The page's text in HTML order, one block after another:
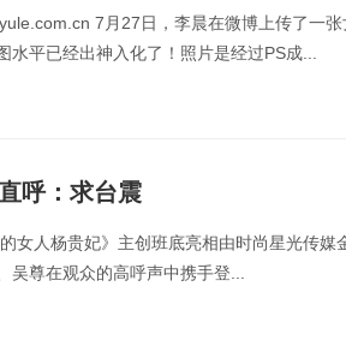
7月27日，李晨在微博上传了一
平已经出神入化了！照片是经过PS成...
呼：求台震
女人杨贵妃》主创班底亮相由时尚星光传媒
吴尊在观众的高呼声中携手登...